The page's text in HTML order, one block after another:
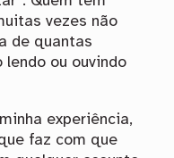
vezes não
de quantas
ou ouvindo
experiência,
faz com que